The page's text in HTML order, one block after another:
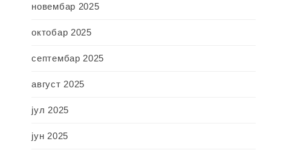
новембар 2025
октобар 2025
септембар 2025
август 2025
јул 2025
јун 2025